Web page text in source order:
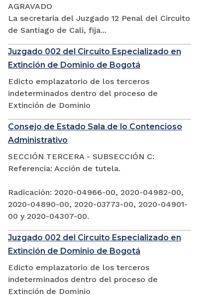
AGRAVADO
La secretaria del Juzgado 12 Penal del Circuito
de Santiago de Cali, fija...
Juzgado 002 del Circuito Especializado en
Extinción de Dominio de Bogotá
Edicto emplazatorio de los terceros
indeterminados dentro del proceso de
Extinción de Dominio
Consejo de Estado Sala de lo Contencioso
Administrativo
SECCIÓN TERCERA - SUBSECCIÓN C:
Referencia: Acción de tutela.
Radicación: 2020-04966-00, 2020-04982-00,
2020-04890-00, 2020-03773-00, 2020-04901-
00 y 2020-04307-00.
Juzgado 002 del Circuito Especializado en
Extinción de Dominio de Bogotá
Edicto emplazatorio de los terceros
indeterminados dentro del proceso de
Extinción de Dominio